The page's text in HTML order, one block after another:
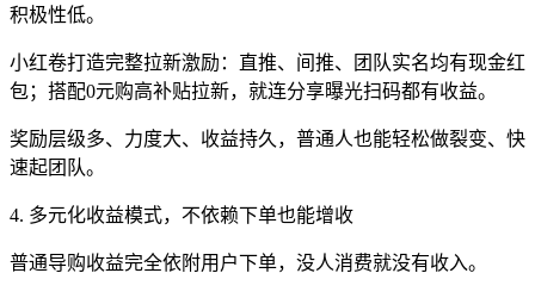
积极性低。
小红卷打造完整拉新激励：直推、间推、团队实名均有现金红
包；搭配0元购高补贴拉新，就连分享曝光扫码都有收益。
奖励层级多、力度大、收益持久，普通人也能轻松做裂变、快
速起团队。
4. 多元化收益模式，不依赖下单也能增收
普通导购收益完全依附用户下单，没人消费就没有收入。